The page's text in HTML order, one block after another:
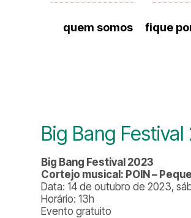
quem somos fique
Big Bang
Big Bang Festival 2023
Cortejo musical: POIN –
Data: 14 de outubro de 2023,
Horário: 13h
Evento gratuito